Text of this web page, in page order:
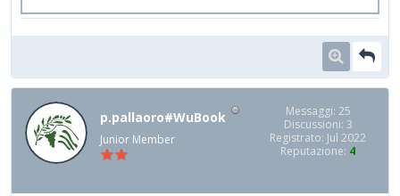
p.pallaoro#WuBook
Junior Member
Messaggi: 25
Discussioni: 3
Registrato: Jul 2022
Reputazione: 4